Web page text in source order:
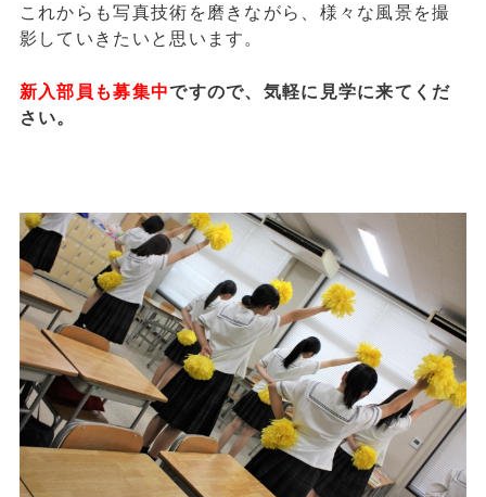
これからも写真技術を磨きながら、様々な風景を撮
影していきたいと思います。
新入部員も募集中ですので、気軽に見学に来てくだ
さい。